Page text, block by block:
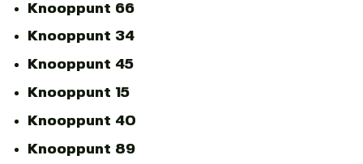
Knooppunt 66
Knooppunt 34
Knooppunt 45
Knooppunt 15
Knooppunt 40
Knooppunt 89